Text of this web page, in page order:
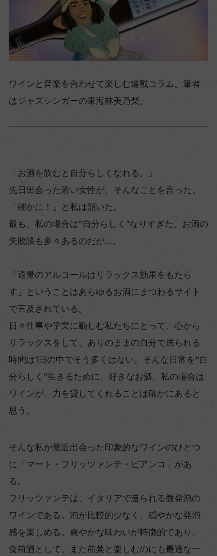
ワインと音楽を合わせて楽しむ連載コラム。筆者
はジャズシンガーの東海林美乃梨。
「お酒を飲むと自分らしくなれる。」
先日出会った若い女性が、そんなことを言った。
「確かに！」と私は頷いた。
最も、私の場合は“自分らしく”なりすぎた、お酒の
失敗談も多々あるのだが…。
「適量のアルコールはリラックス効果をもたら
す」ということはあらゆるお酒にまつわるサイト
で言及されている。
日々仕事や学業に勤しむ私たちにとって、心から
リラックスをして、ありのままの自分で居られる
時間は1日の中でそう多くはない。そんな日常を“自
分らしく”生きるために、好きなお酒、私の場合は
ワインが、力を貸してくれることは確かにあると
思う。
そんな私が最近出会った印象的なワインのひとつ
に「マート・フリッツァンテ・ビアンコ」があ
る。
フリッツァンテは、イタリアで造られる微発泡の
ワインである。泡が比較的少なく、穏やかな発泡
感を楽しめる。爽やかな味わいが特徴的であり、
食前酒として、また前菜と楽しむのにも最適な一